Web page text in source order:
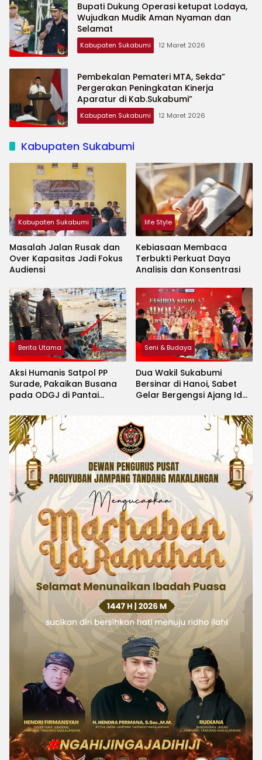
Bupati Dukung Operasi ketupat Lodaya,
Wujudkan Mudik Aman Nyaman dan
Selamat
Kabupaten Sukabumi 12 Maret 2026
Pembekalan Pemateri MTA, Sekda”
Pergerakan Peningkatan Kinerja
Aparatur di Kab.Sukabumi”
Kabupaten Sukabumi 12 Maret 2026
Kabupaten Sukabumi
Kabupaten Sukabumi
Masalah Jalan Rusak dan
Over Kapasitas Jadi Fokus
Audiensi
life Style
Kebiasaan Membaca
Terbukti Perkuat Daya
Analisis dan Konsentrasi
Berita Utama
Aksi Humanis Satpol PP
Surade, Pakaikan Busana
pada ODGJ di Pantai
Seni & Budaya
Dua Wakil Sukabumi
Bersinar di Hanoi, Sabet
Gelar Bergengsi Ajang Idol